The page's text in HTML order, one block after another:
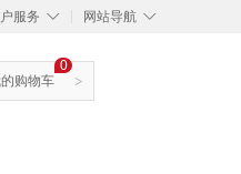
◇
服务 ◇
网站导航
>
0
购物车